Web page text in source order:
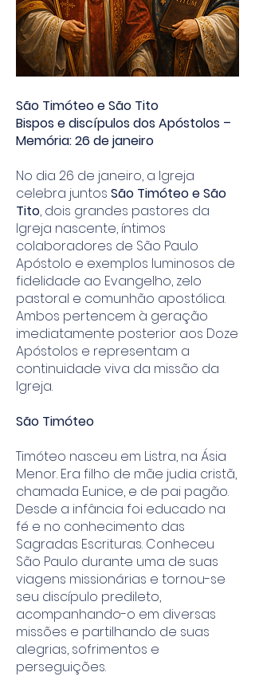
São Timóteo e São Tito
Bispos e discípulos dos Apóstolos –
Memória: 26 de janeiro
No dia 26 de janeiro, a Igreja
celebra juntos São Timóteo e São
Tito, dois grandes pastores da
Igreja nascente, íntimos
colaboradores de São Paulo
Apóstolo e exemplos luminosos de
fidelidade ao Evangelho, zelo
pastoral e comunhão apostólica.
Ambos pertencem à geração
imediatamente posterior aos Doze
Apóstolos e representam a
continuidade viva da missão da
Igreja.
São Timóteo
Timóteo nasceu em Listra, na Ásia
Menor. Era filho de mãe judia cristã,
chamada Eunice, e de pai pagão.
Desde a infância foi educado na
fé e no conhecimento das
Sagradas Escrituras. Conheceu
São Paulo durante uma de suas
viagens missionárias e tornou-se
seu discípulo predileto,
acompanhando-o em diversas
missões e partilhando de suas
alegrias, sofrimentos e
perseguições.